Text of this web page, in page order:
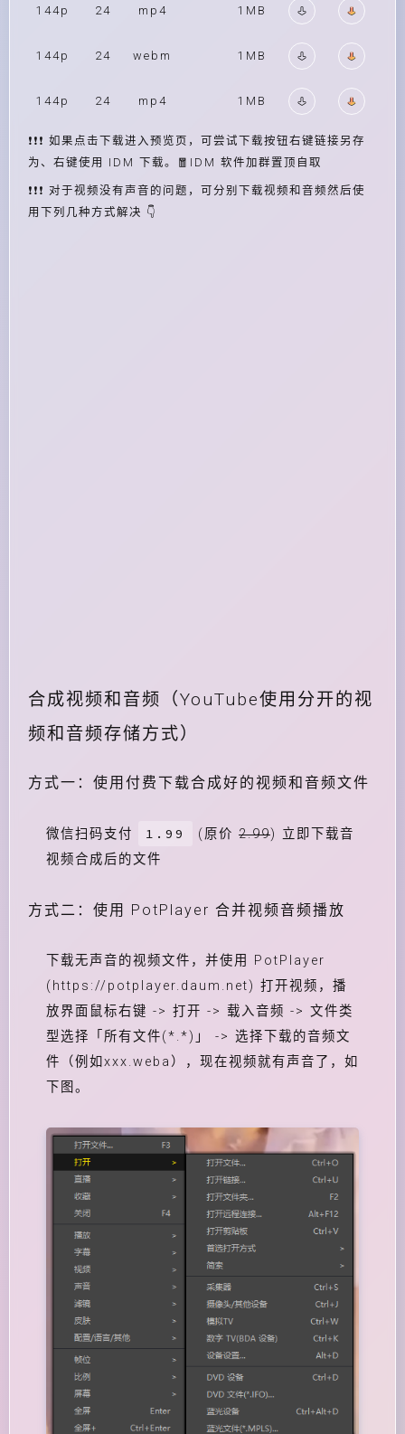
144p 24 mp4 1MB
144p 24 webm 1MB
144p 24 mp4 1MB
❗❗❗ 如果点击下载进入预览页，可尝试下载按钮右键链接另存
为、右键使用 IDM 下载。🧧IDM 软件加群置顶自取
❗❗❗ 对于视频没有声音的问题，可分别下载视频和音频然后使
用下列几种方式解决 👇
合成视频和音频（YouTube使用分开的视
频和音频存储方式）
方式一：使用付费下载合成好的视频和音频文件
微信扫码支付 1.99 (原价 2.99) 立即下载音
视频合成后的文件
方式二：使用 PotPlayer 合并视频音频播放
下载无声音的视频文件，并使用 PotPlayer
(https://potplayer.daum.net) 打开视频，播
放界面鼠标右键 -> 打开 -> 载入音频 -> 文件类
型选择「所有文件(*.*)」 -> 选择下载的音频文
件（例如xxx.weba），现在视频就有声音了，如
下图。